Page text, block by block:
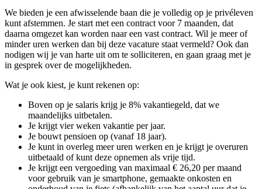
We bieden je een afwisselende baan die je volledig op je privéleven
kunt afstemmen. Je start met een contract voor 7 maanden, dat
daarna omgezet kan worden naar een vast contract. Wil je meer of
minder uren werken dan bij deze vacature staat vermeld? Ook dan
nodigen wij je van harte uit om te solliciteren, en gaan graag met je
in gesprek over de mogelijkheden.
Wat je ook kiest, je kunt rekenen op:
Boven op je salaris krijg je 8% vakantiegeld, dat we
maandelijks uitbetalen.
Je krijgt vier weken vakantie per jaar.
Je bouwt pensioen op (vanaf 18 jaar).
Je kunt in overleg meer uren werken en je krijgt je overuren
uitbetaald of kunt deze opnemen als vrije tijd.
Je krijgt een vergoeding van maximaal € 26,20 per maand
voor gebruik van je smartphone, gemaakte onkosten en